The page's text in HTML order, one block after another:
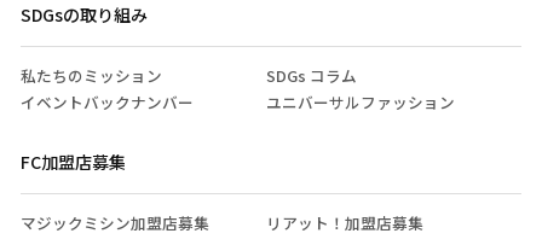
SDGsの取り組み
私たちのミッション
SDGs コラム
イベントバックナンバー
ユニバーサルファッション
FC加盟店募集
マジックミシン加盟店募集 リアット！加盟店募集